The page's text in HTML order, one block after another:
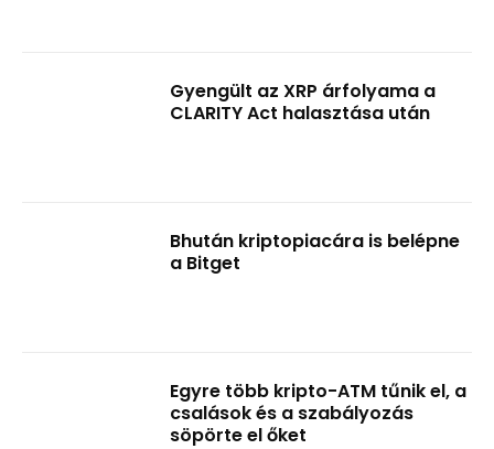
Gyengült az XRP árfolyama a
CLARITY Act halasztása után
Bhután kriptopiacára is belépne
a Bitget
Egyre több kripto-ATM tűnik el, a
csalások és a szabályozás
söpörte el őket